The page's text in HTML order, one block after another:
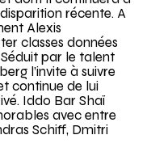
récente. A
Alexis
classes données
par le talent
l’invite à suivre
continue de lui
Iddo Bar Shaï
avec entre
Schiff, Dmitri